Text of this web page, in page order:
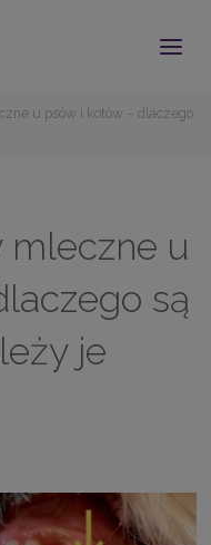
u psów i kotów – dlaczego
mleczne u
są
je